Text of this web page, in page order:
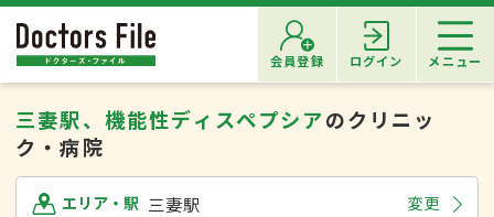
会員登録 ログイン メニュー
三妻駅、機能性ディスペプシアのクリニッ
ク・病院
エリア・駅 三妻駅 変更